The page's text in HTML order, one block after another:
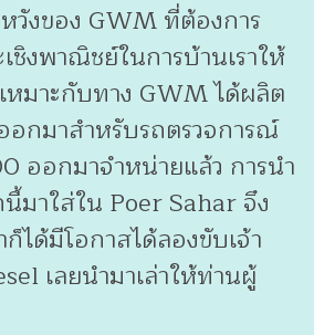
วังของ GWM ที่ต้องการ
ชิงพาณิชย์ในการบ้านเราให้
หมาะกับทาง GWM ได้ผลิต
อกมาสำหรับรถตรวจการณ์
ออกมาจำหน่ายแล้ว การนำ
มาใส่ใน Poer Sahar จึง
ก็ได้มีโอกาสได้ลองขับเจ้า
เลยนำมาเล่าให้ท่านผู้